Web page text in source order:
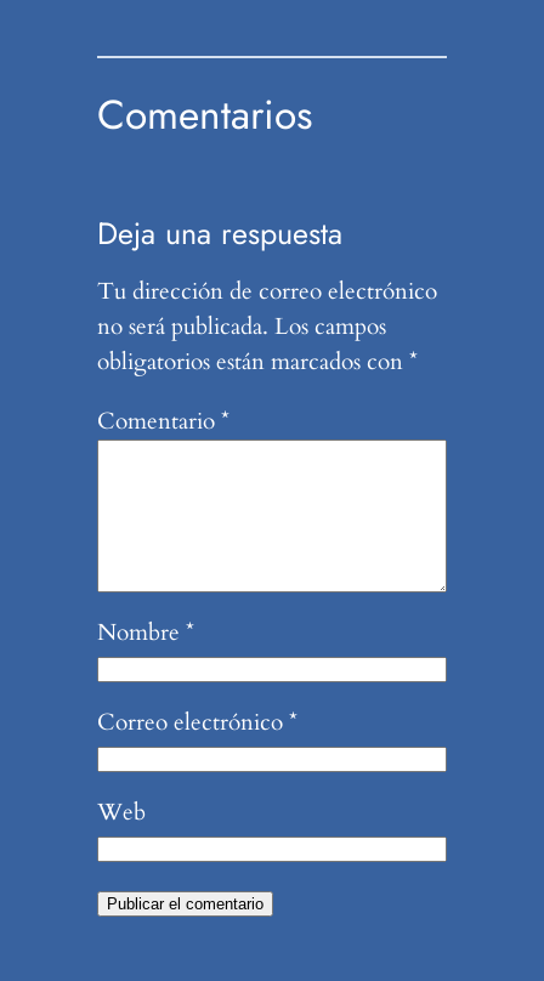
Comentarios
Deja una respuesta
Tu dirección de correo electrónico
no será publicada. Los campos
obligatorios están marcados con*
Comentario*
Nombre *
Correo electrónico*
Web